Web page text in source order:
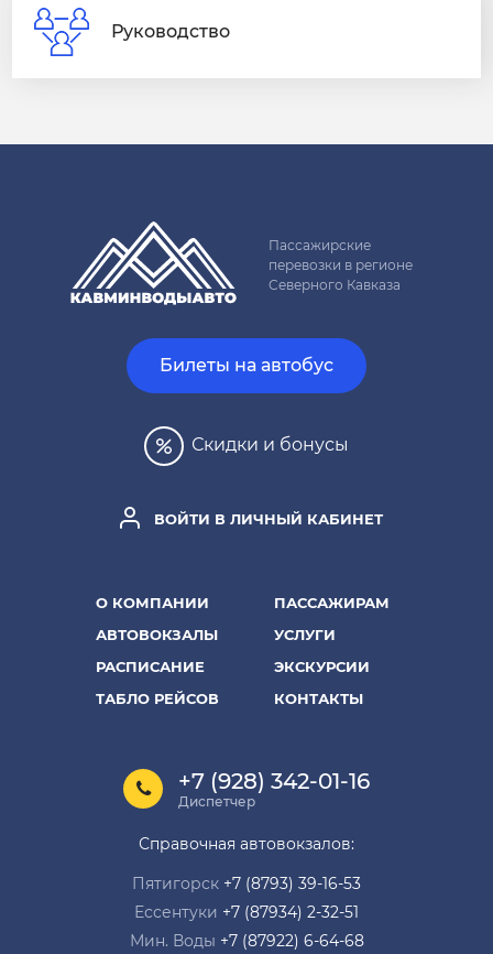
Руководство
Пассажирские
перевозки в регионе
Северного Кавказа
Билеты на автобус
Скидки и бонусы
ВОЙТИ В ЛИЧНЫЙ КАБИНЕТ
О КОМПАНИИ
АВТОВОКЗАЛЫ
РАСПИСАНИЕ
ТАБЛО РЕЙСОВ
ПАССАЖИРАМ
УСЛУГИ
ЭКСКУРСИИ
КОНТАКТЫ
+7 (928) 342-01-16
Диспетчер
Справочная автовокзалов:
Пятигорск +7 (8793) 39-16-53
Ессентуки +7 (87934) 2-32-51
Мин. Воды +7 (87922) 6-64-68